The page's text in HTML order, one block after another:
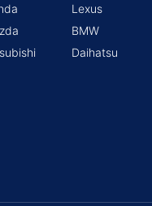
Lexus
BMW
Daihatsu